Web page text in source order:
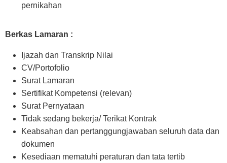
pernikahan
Berkas Lamaran :
Ijazah dan Transkrip Nilai
CV/Portofolio
Surat Lamaran
Sertifikat Kompetensi (relevan)
Surat Pernyataan
Tidak sedang bekerja/ Terikat Kontrak
Keabsahan dan pertanggungjawaban seluruh data dan
dokumen
Kesediaan mematuhi peraturan dan tata tertib